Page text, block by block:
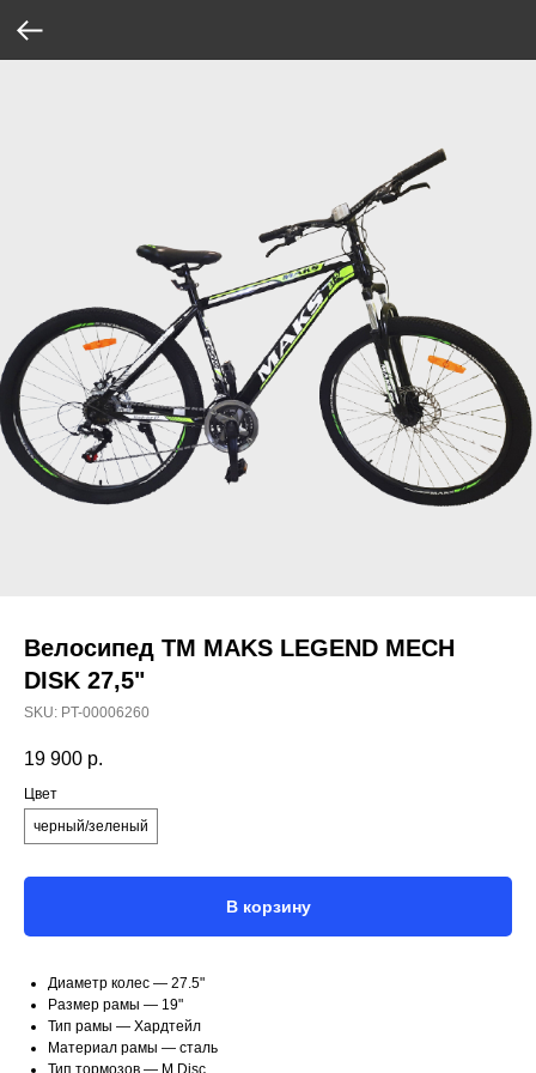
Велосипед TM MAKS LEGEND MECH
DISK 27,5"
SKU: PT-00006260
19 900 р.
Цвет
черный/зеленый
В корзину
Диаметр колес — 27.5"
Размер рамы — 19"
Тип рамы — Хардтейл
Материал рамы — сталь